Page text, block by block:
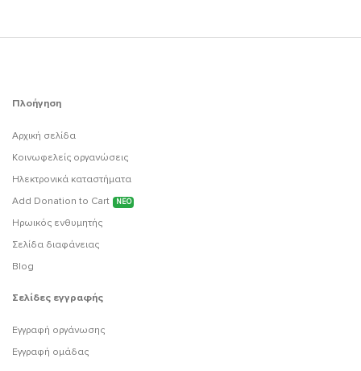
Πλοήγηση
Αρχική σελίδα
Κοινωφελείς οργανώσεις
Ηλεκτρονικά καταστήματα
Add Donation to Cart
ΝΕΟ
Ηρωικός ενθυμητής
Σελίδα διαφάνειας
Blog
Σελίδες εγγραφής
Εγγραφή οργάνωσης
Εγγραφή ομάδας